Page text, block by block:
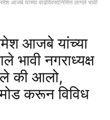
आजबे यांच्या वाढदिवसानिमित्त लागले भावी
आजबे यांच्या
भावी नगराध्यक्ष
की आलो,
करून विविध